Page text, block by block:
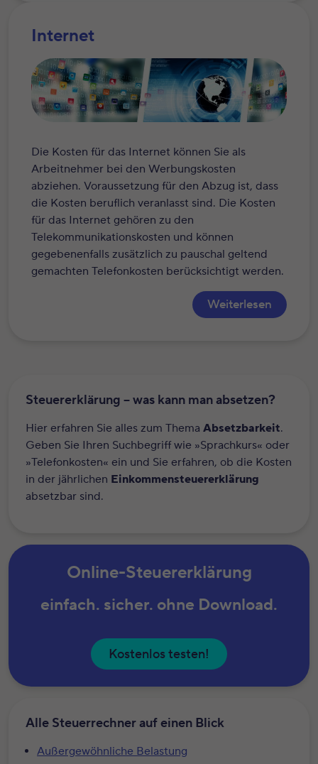
Internet
Die Kosten für das Internet können Sie als
Arbeitnehmer bei den Werbungskosten
abziehen. Voraussetzung für den Abzug ist, dass
die Kosten beruflich veranlasst sind. Die Kosten
für das Internet gehören zu den
Telekommunikationskosten und können
gegebenenfalls zusätzlich zu pauschal geltend
gemachten Telefonkosten berücksichtigt werden.
Weiterlesen
Steuererklärung – was kann man absetzen?
Hier erfahren Sie alles zum Thema Absetzbarkeit.
Geben Sie Ihren Suchbegriff wie »Sprachkurs« oder
»Telefonkosten« ein und Sie erfahren, ob die Kosten
in der jährlichen Einkommensteuererklärung
absetzbar sind.
Online-Steuererklärung
einfach. sicher. ohne Download.
Kostenlos testen!
Alle Steuerrechner auf einen Blick
Außergewöhnliche Belastung